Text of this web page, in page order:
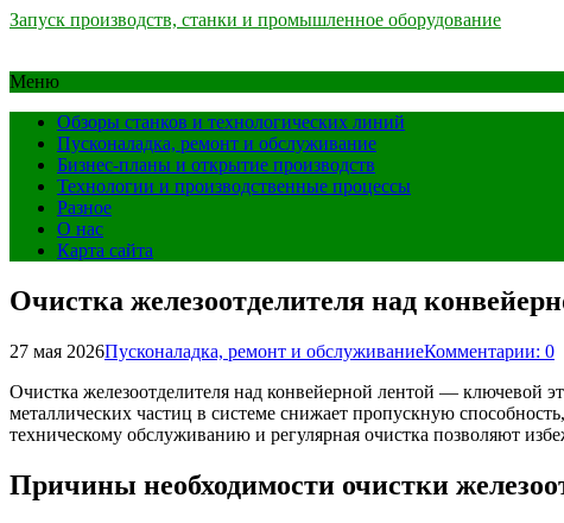
Запуск производств, станки и промышленное оборудование
Меню
Обзоры станков и технологических линий
Пусконаладка, ремонт и обслуживание
Бизнес-планы и открытие производств
Технологии и производственные процессы
Разное
О нас
Карта сайта
Очистка железоотделителя над
27 мая 2026Пусконаладка, ремонт и обслуживаниеКомментарии: 0
Очистка железоотделителя над конвейерной лентой — ключевой
металлических частиц в системе снижает пропускную
техническому обслуживанию и регулярная очистка позволяют
Причины необходимости очистки